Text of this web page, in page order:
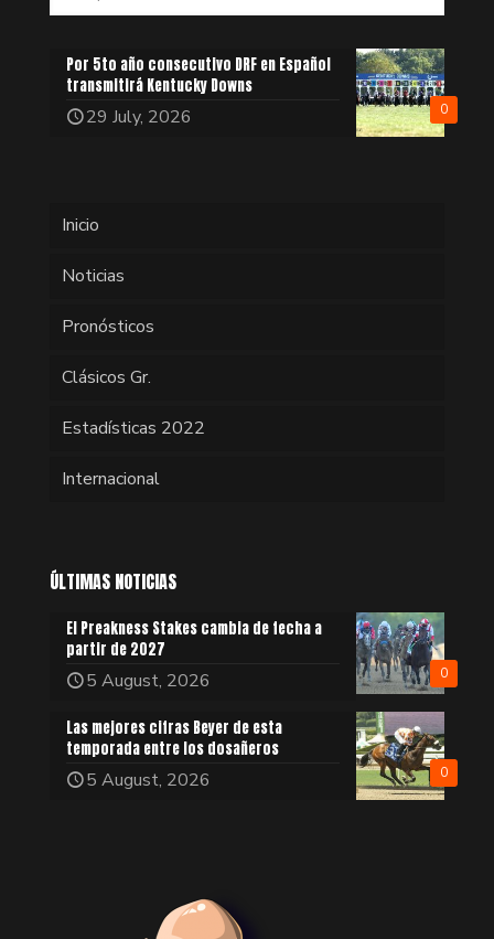
0
Por 5to año consecutivo DRF en Español
transmitirá Kentucky Downs
29 July, 2026
Inicio
Noticias
Pronósticos
Clásicos Gr.
Estadísticas 2022
Internacional
ÚLTIMAS NOTICIAS
0
El Preakness Stakes cambia de fecha a
partir de 2027
5 August, 2026
0
Las mejores cifras Beyer de esta
temporada entre los dosañeros
5 August, 2026